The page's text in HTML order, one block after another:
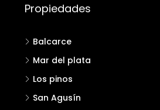
Propiedades
Balcarce
Mar del plata
Los pinos
San Agusín